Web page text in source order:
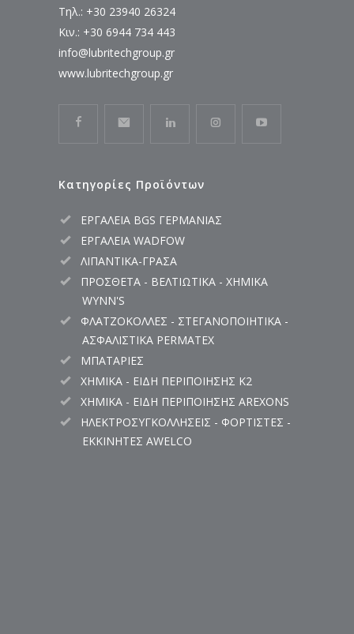
Τηλ.: +30 23940 26324
Κιν.: +30 6944 734 443
info@lubritechgroup.gr
www.lubritechgroup.gr
Κατηγορίες Προϊόντων
ΕΡΓΑΛΕΙΑ BGS ΓΕΡΜΑΝΙΑΣ
ΕΡΓΑΛΕΙΑ WADFOW
ΛΙΠΑΝΤΙΚΑ-ΓΡΑΣΑ
ΠΡΟΣΘΕΤΑ - ΒΕΛΤΙΩΤΙΚΑ - ΧΗΜΙΚΑ
WYNN'S
ΦΛΑΤΖΟΚΟΛΛΕΣ - ΣΤΕΓΑΝΟΠΟΙΗΤΙΚΑ -
ΑΣΦΑΛΙΣΤΙΚΑ PERMATEX
ΜΠΑΤΑΡΙΕΣ
ΧΗΜΙΚΑ - ΕΙΔΗ ΠΕΡΙΠΟΙΗΣΗΣ K2
ΧΗΜΙΚΑ - ΕΙΔΗ ΠΕΡΙΠΟΙΗΣΗΣ AREXONS
ΗΛΕΚΤΡΟΣΥΓΚΟΛΛΗΣΕΙΣ - ΦΟΡΤΙΣΤΕΣ -
ΕΚΚΙΝΗΤΕΣ AWELCO